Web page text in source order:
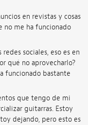
en revistas y cosas
no me ha funcionado
sociales, eso es en
qué no aprovecharlo?
funcionado bastante
que tengo de mi
guitarras. Estoy
dejando, pero esto es